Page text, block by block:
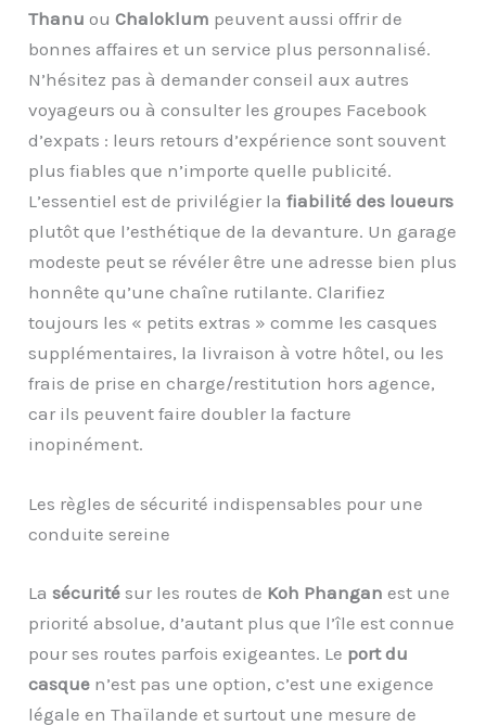
Thanu ouChaloklum peuvent aussi offrir de
bonnes affaires et un service plus personnalisé.
N’hésitez pas à demander conseil aux autres
voyageurs ou à consulter les groupes Facebook
d’expats : leurs retours d’expérience sont souvent
plus fiables que n’importe quelle publicité.
L’essentiel est de privilégier lafiabilité des loueurs
plutôt que l’esthétique de la devanture. Un garage
modeste peut se révéler être une adresse bien plus
honnête qu’une chaîne rutilante. Clarifiez
toujours les « petits extras » comme les casques
supplémentaires, la livraison à votre hôtel, ou les
frais de prise en charge/restitution hors agence,
car ils peuvent faire doubler la facture
inopinément.
Les règles de sécurité indispensables pour une
conduite sereine
Lasécurité sur les routes de Koh Phangan est une
priorité absolue, d’autant plus que l’île est connue
pour ses routes parfois exigeantes. Le port du
casque n’est pas une option, c’est une exigence
légale en Thaïlande et surtout une mesure de